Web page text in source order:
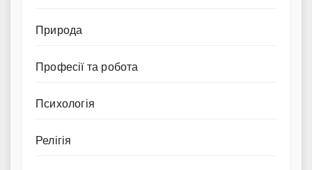
Природа
Професії та робота
Психологія
Релігія